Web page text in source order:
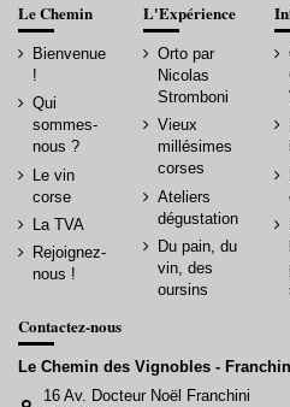
Le Chemin
Bienvenue
!
Qui
sommes-
nous ?
Le vin
corse
La TVA
Rejoignez-
nous !
L'Expérience
Orto par
Nicolas
Stromboni
Vieux
millésimes
corses
Ateliers
dégustation
Du pain, du
vin, des
oursins
Contactez-nous
Le Chemin des Vignobles -
16 Av. Docteur Noël Franchini